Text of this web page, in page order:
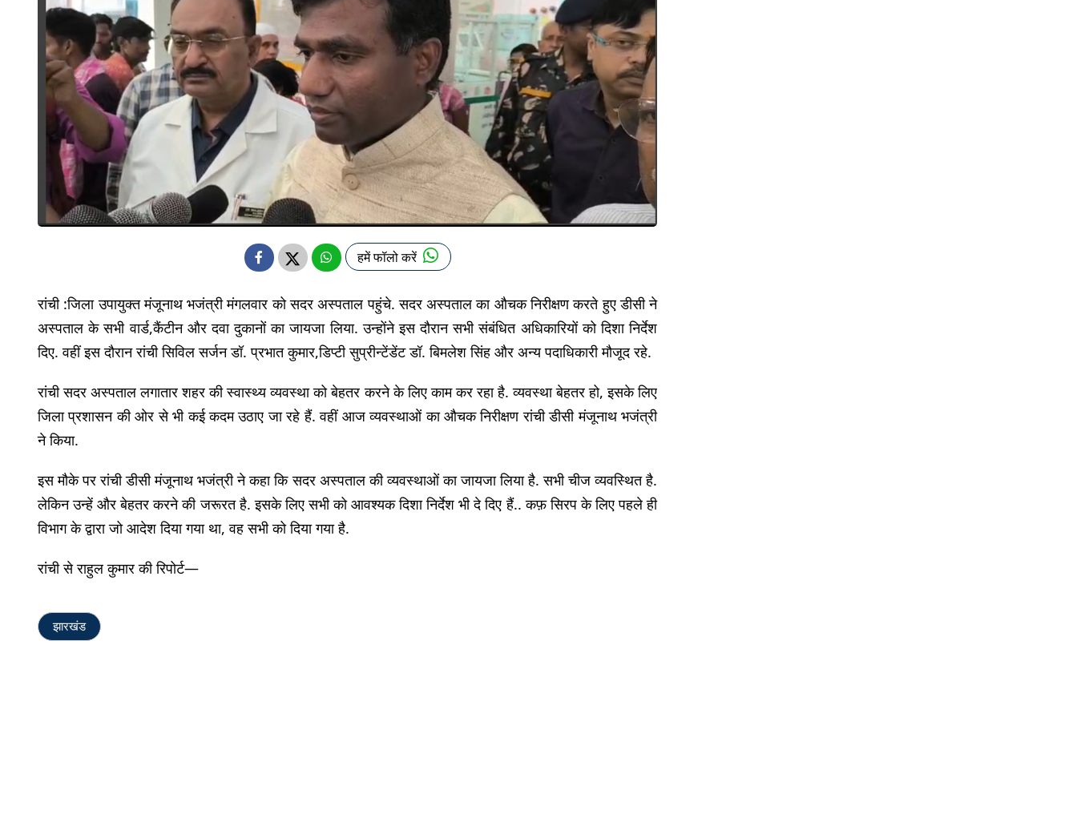
हमें फॉलो करें
रांची :जिला उपायुक्त मंजूनाथ भजंत्री मंगलवार को सदर अस्पताल पहुंचे. सदर अस्पताल का औचक निरीक्षण करते हुए डीसी ने
अस्पताल के सभी वार्ड,कैंटीन और दवा दुकानों का जायजा लिया. उन्होंने इस दौरान सभी संबंधित अधिकारियों को दिशा निर्देश
दिए. वहीं इस दौरान रांची सिविल सर्जन डॉ. प्रभात कुमार,डिप्टी सुप्रीन्टेंडेंट डॉ. बिमलेश सिंह और अन्य पदाधिकारी मौजूद रहे.
रांची सदर अस्पताल लगातार शहर की स्वास्थ्य व्यवस्था को बेहतर करने के लिए काम कर रहा है. व्यवस्था बेहतर हो, इसके लिए
जिला प्रशासन की ओर से भी कई कदम उठाए जा रहे हैं. वहीं आज व्यवस्थाओं का औचक निरीक्षण रांची डीसी मंजूनाथ भजंत्री
ने किया.
इस मौके पर रांची डीसी मंजूनाथ भजंत्री ने कहा कि सदर अस्पताल की व्यवस्थाओं का जायजा लिया है. सभी चीज व्यवस्थित है.
लेकिन उन्हें और बेहतर करने की जरूरत है. इसके लिए सभी को आवश्यक दिशा निर्देश भी दे दिए हैं.. कफ़ सिरप के लिए पहले ही
विभाग के द्वारा जो आदेश दिया गया था, वह सभी को दिया गया है.
रांची से राहुल कुमार की रिपोर्ट—
झारखंड